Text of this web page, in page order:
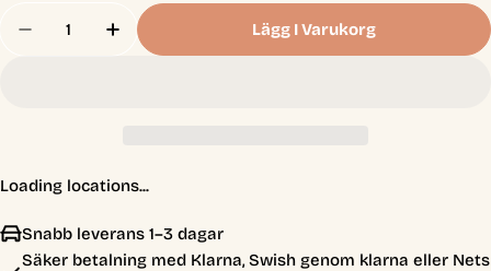
Minska Antal För Azul Duel (SV)
Öka Antal För Azul Duel (SV)
Lägg I Varukorg
Loading locations...
Snabb leverans 1–3 dagar
Säker betalning med Klarna, Swish genom klarna eller Nets